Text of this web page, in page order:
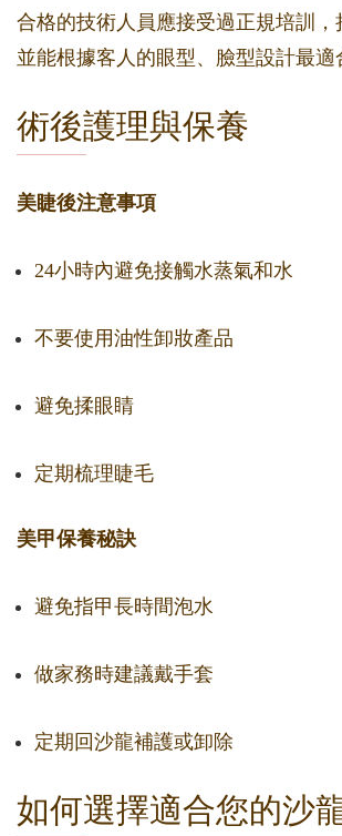
合格的技術人員應接受過正規培訓，
並能根據客人的眼型、臉型設計最適
術後護理與保養
美睫後注意事項
24小時內避免接觸水蒸氣和水
不要使用油性卸妝產品
避免揉眼睛
定期梳理睫毛
美甲保養秘訣
避免指甲長時間泡水
做家務時建議戴手套
定期回沙龍補護或卸除
如何選擇適合您的沙